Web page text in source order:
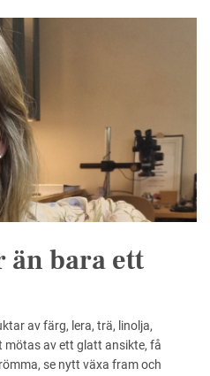
än bara ett
av färg, lera, trä, linolja,
av ett glatt ansikte, få
se nytt växa fram och